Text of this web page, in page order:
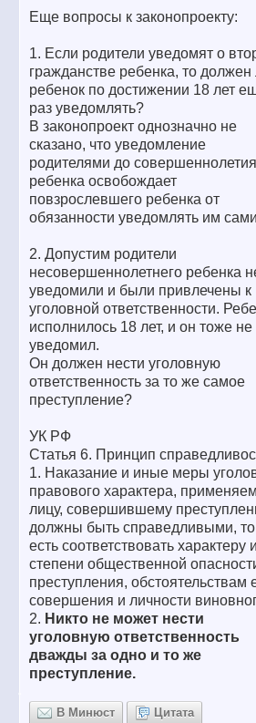
Еще вопросы к законопроекту:
1. Если родители уведомят о
гражданстве ребенка, то должен
ребенок по достижении 18 лет
раз уведомлять?
В законопроект однозначно не
сказано, что уведомление
родителями до совершеннолетия
ребенка освобождает
повзрослевшего ребенка от
обязанности уведомлять им
2. Допустим родители
несовершеннолетнего ребенка
уведомили и были привлечены к
уголовной ответственности.
исполнилось 18 лет, и он тоже не
уведомил.
Он должен нести уголовную
ответственность за то же самое
преступление?
УК РФ
Статья 6. Принцип
1. Наказание и иные меры
правового характера,
лицу, совершившему
должны быть справедливыми, то
есть соответствовать характеру
степени общественной
преступления, обстоятельствам
совершения и личности
2. Никто не может нести
уголовную ответственность
дважды за одно и то же
преступление.
В Минюст
Цитата